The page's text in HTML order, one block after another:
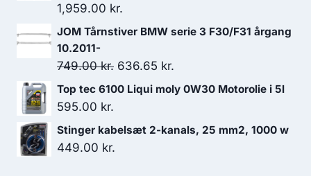
1,959.00 kr.
JOM Tårnstiver BMW serie 3 F30/F31 årgang
10.2011-
749.00kr. Den
oprindelige
636.65 kr.
aktuelle
636.65 kr..
Top tec 6100 Liqui moly 0W30 Motorolie i 5l
595.00 kr.
Stinger kabelsæt 2-kanals, 25 mm2, 1000 w
449.00 kr.